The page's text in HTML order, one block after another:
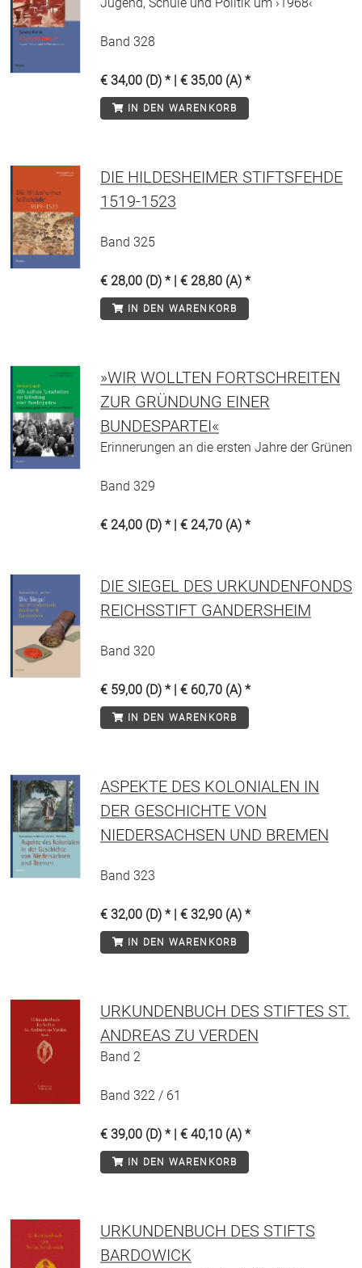
Band 328
€ 34,00 (D) * | € 35,00 (A) *
IN DEN WARENKORB
DIE HILDESHEIMER STIFTSFEHDE
1519-1523
Band 325
€ 28,00 (D) * | € 28,80 (A) *
IN DEN WARENKORB
»WIR WOLLTEN FORTSCHREITEN
ZUR GRÜNDUNG EINER
BUNDESPARTEI«
Erinnerungen an die ersten Jahre der Grünen
Band 329
€ 24,00 (D) * | € 24,70 (A) *
DIE SIEGEL DES URKUNDENFONDS
REICHSSTIFT GANDERSHEIM
Band 320
€ 59,00 (D) * | € 60,70 (A) *
IN DEN WARENKORB
ASPEKTE DES KOLONIALEN IN
DER GESCHICHTE VON
NIEDERSACHSEN UND BREMEN
Band 323
€ 32,00 (D) * | € 32,90 (A) *
IN DEN WARENKORB
URKUNDENBUCH DES STIFTES ST.
ANDREAS ZU VERDEN
Band 2
Band 322 / 61
€ 39,00 (D) * | € 40,10 (A) *
IN DEN WARENKORB
URKUNDENBUCH DES STIFTS
BARDOWICK